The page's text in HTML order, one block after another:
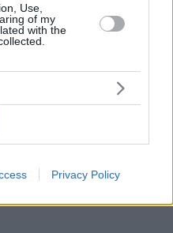
Use,
of my
with the
Privacy Policy
και τους παντελώς
του κράτους που
για να ελέγχουν αν
λειτουργεί ούτε
ποτέ κάτι και σε
της
είδη ψαριών και το
.